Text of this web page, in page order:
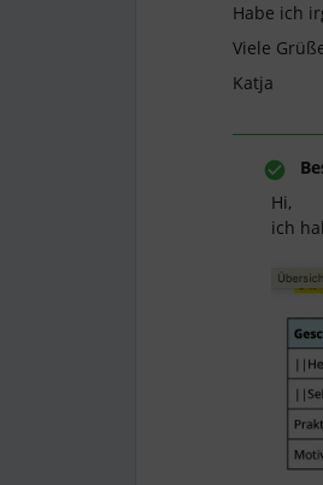
Habe ich
Viele
Katja
Hi,
ich